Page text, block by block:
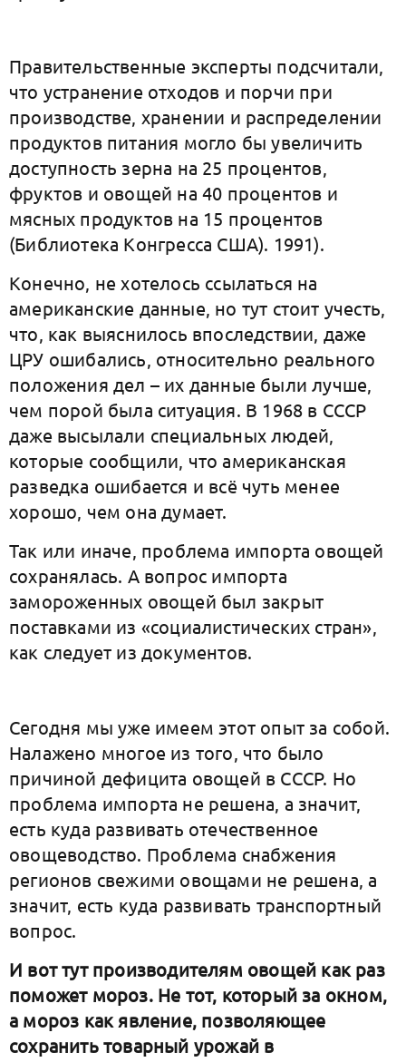
Правительственные эксперты подсчитали,
что устранение отходов и порчи при
производстве, хранении и распределении
продуктов питания могло бы увеличить
доступность зерна на 25 процентов,
фруктов и овощей на 40 процентов и
мясных продуктов на 15 процентов
(Библиотека Конгресса США). 1991).
Конечно, не хотелось ссылаться на
американские данные, но тут стоит учесть,
что, как выяснилось впоследствии, даже
ЦРУ ошибались, относительно реального
положения дел – их данные были лучше,
чем порой была ситуация. В 1968 в СССР
даже высылали специальных людей,
которые сообщили, что американская
разведка ошибается и всё чуть менее
хорошо, чем она думает.
Так или иначе, проблема импорта овощей
сохранялась. А вопрос импорта
замороженных овощей был закрыт
поставками из «социалистических стран»,
как следует из документов.
Сегодня мы уже имеем этот опыт за собой.
Налажено многое из того, что было
причиной дефицита овощей в СССР. Но
проблема импорта не решена, а значит,
есть куда развивать отечественное
овощеводство. Проблема снабжения
регионов свежими овощами не решена, а
значит, есть куда развивать транспортный
вопрос.
И вот тут производителям овощей как раз
поможет мороз. Не тот, который за окном,
а мороз как явление, позволяющее
сохранить товарный урожай в